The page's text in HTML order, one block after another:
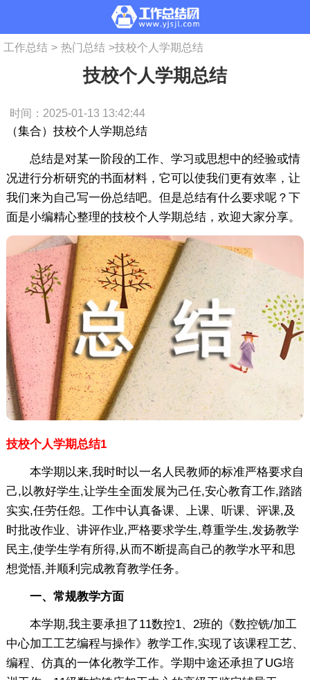
工作总结 > 热门总结 >技校个人学期总结
技校个人学期总结
时间：2025-01-13 13:42:44
（集合）技校个人学期总结
总结是对某一阶段的工作、学习或思想中的经验或情
况进行分析研究的书面材料，它可以使我们更有效率，让
我们来为自己写一份总结吧。但是总结有什么要求呢？下
面是小编精心整理的技校个人学期总结，欢迎大家分享。
技校个人学期总结1
本学期以来,我时时以一名人民教师的标准严格要求自
己,以教好学生,让学生全面发展为己任,安心教育工作,踏踏
实实,任劳任怨。工作中认真备课、上课、听课、评课,及
时批改作业、讲评作业,严格要求学生,尊重学生,发扬教学
民主,使学生学有所得,从而不断提高自己的教学水平和思
想觉悟,并顺利完成教育教学任务。
一、常规教学方面
本学期,我主要承担了11数控1、2班的《数控铣/加工
中心加工工艺编程与操作》教学工作,实现了该课程工艺、
编程、仿真的一体化教学工作。学期中途还承担了UG培